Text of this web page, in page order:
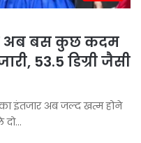
अब बस कुछ कदम
53.5 डिग्री जैसी
का इंतजार अब जल्द खत्म होने
दो…